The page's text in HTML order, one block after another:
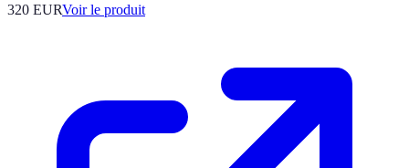
320 EURVoir le produit